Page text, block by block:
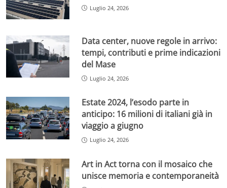
Luglio 24, 2026
Data center, nuove regole in arrivo:
tempi, contributi e prime indicazioni
del Mase
Luglio 24, 2026
Estate 2024, l’esodo parte in
anticipo: 16 milioni di italiani già in
viaggio a giugno
Luglio 24, 2026
Art in Act torna con il mosaico che
unisce memoria e contemporaneità